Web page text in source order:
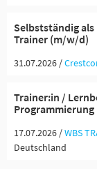
Selbstständig
Trainer (m/w/d)
31.07.2026 /
Trainer:in /
17.07.2026 /WBS
Deutschland